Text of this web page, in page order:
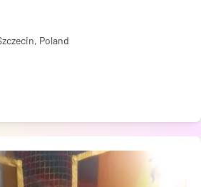
Poland